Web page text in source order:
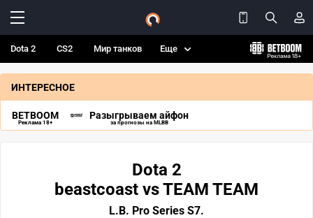
Dota 2 CS2 Мир танков Еще
ИНТЕРЕСНОЕ
BETBOOM
Реклама 18+
Разыгрываем айфон
за прогнозы на MLBB
Dota 2
beastcoast vs TEAM TEAM
L.B. Pro Series S7.